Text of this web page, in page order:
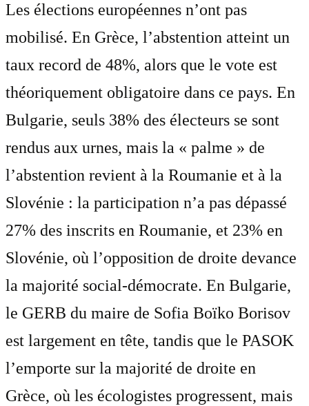
Les élections européennes n’ont pas
mobilisé. En Grèce, l’abstention atteint un
taux record de 48%, alors que le vote est
théoriquement obligatoire dans ce pays. En
Bulgarie, seuls 38% des électeurs se sont
rendus aux urnes, mais la « palme » de
l’abstention revient à la Roumanie et à la
Slovénie : la participation n’a pas dépassé
27% des inscrits en Roumanie, et 23% en
Slovénie, où l’opposition de droite devance
la majorité social-démocrate. En Bulgarie,
le GERB du maire de Sofia Boïko Borisov
est largement en tête, tandis que le PASOK
l’emporte sur la majorité de droite en
Grèce, où les écologistes progressent, mais